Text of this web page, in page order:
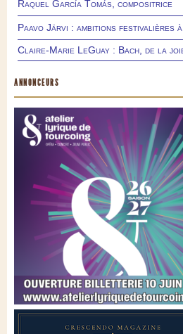
Raquel García Tomás, compositrice
Paavo Järvi : ambitions festivalières
Claire-Marie LeGuay : Bach, de la
ANNONCEURS